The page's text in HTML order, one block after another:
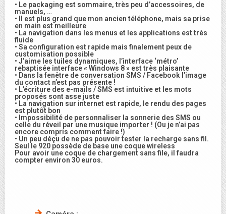
• Le packaging est sommaire, très peu d’accessoires, de
manuels, …
• Il est plus grand que mon ancien téléphone, mais sa prise
en main est meilleure
• La navigation dans les menus et les applications est très
fluide
• Sa configuration est rapide mais finalement peux de
customisation possible
• J’aime les tuiles dynamiques, l’interface ‘métro’
rebaptisée interface « Windows 8 » est très plaisante
• Dans la fenêtre de conversation SMS / Facebook l’image
du contact n’est pas présente !
• L’écriture des e-mails / SMS est intuitive et les mots
proposés sont asse juste
• La navigation sur internet est rapide, le rendu des pages
est plutôt bon
• Impossibilité de personnaliser la sonnerie des SMS ou
celle du réveil par une musique importer ! (Ou je n’ai pas
encore compris comment faire !)
• Un peu déçu de ne pas pouvoir tester la recharge sans fil.
Seul le 920 possède de base une coque wireless
Pour avoir une coque de chargement sans file, il faudra
compter environ 30 euros.